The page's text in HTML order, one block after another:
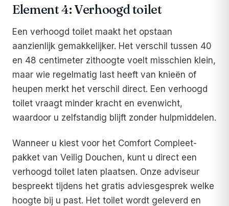
Element 4: Verhoogd toilet
Een verhoogd toilet maakt het opstaan
aanzienlijk gemakkelijker. Het verschil tussen 40
en 48 centimeter zithoogte voelt misschien klein,
maar wie regelmatig last heeft van knieën of
heupen merkt het verschil direct. Een verhoogd
toilet vraagt minder kracht en evenwicht,
waardoor u zelfstandig blijft zonder hulpmiddelen.
Wanneer u kiest voor het Comfort Compleet-
pakket van Veilig Douchen, kunt u direct een
verhoogd toilet laten plaatsen. Onze adviseur
bespreekt tijdens het gratis adviesgesprek welke
hoogte bij u past. Het toilet wordt geleverd en